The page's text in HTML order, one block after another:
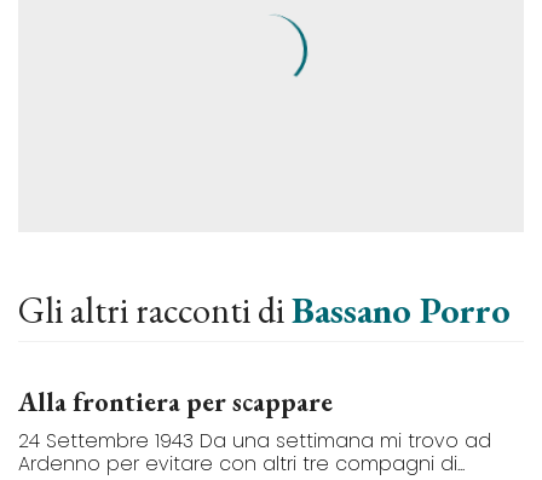
Gli altri racconti diBassano Porro
Alla frontiera per scappare
24 Settembre 1943 Da una settimana mi trovo ad
Ardenno per evitare con altri tre compagni di...